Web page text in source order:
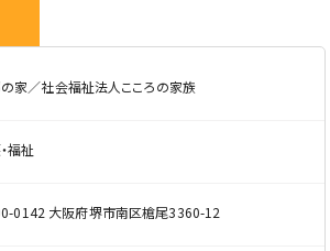
家／社会福祉法人こころの家族
福祉
0142 大阪府堺市南区槍尾3360-12